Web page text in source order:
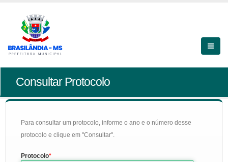
Consultar Protocolo
Para consultar um protocolo, informe o ano e o número desse
protocolo e clique em "Consultar".
Protocolo